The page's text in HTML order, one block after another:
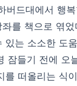
버드대에서 행
를 책으로 엮었
있는 소소한 도
잠들기 전에 오
를 떠올리는 식